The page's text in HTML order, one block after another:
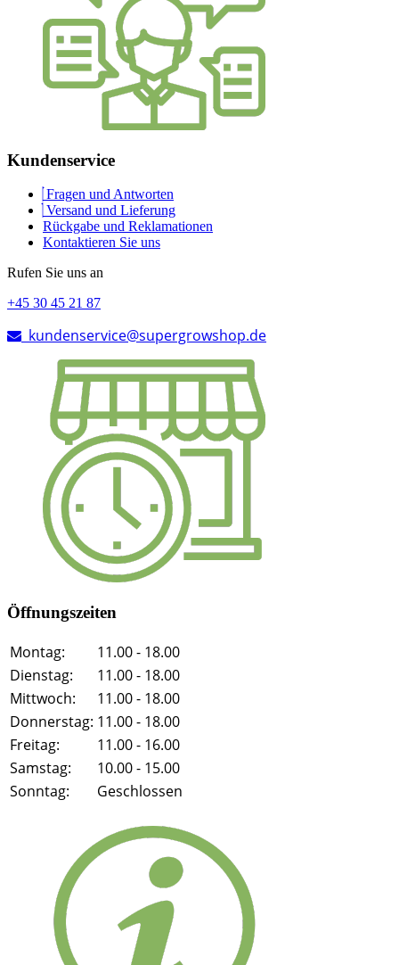
Kundenservice
Fragen und Antworten
Versand und Lieferung
Rückgabe und Reklamationen
Kontaktieren Sie uns
Rufen Sie uns an
+45 30 45 21 87
kundenservice@supergrowshop.de
Öffnungszeiten
Montag:
11.00 - 18.00
Dienstag:
11.00 - 18.00
Mittwoch:
11.00 - 18.00
Donnerstag: 11.00 - 18.00
Freitag:
11.00 - 16.00
Samstag:
10.00 - 15.00
Sonntag:
Geschlossen